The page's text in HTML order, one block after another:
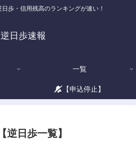
歩・信用残高のランキングが速い！
逆日歩速報
一覧
【申込停止】
逆日歩一覧】